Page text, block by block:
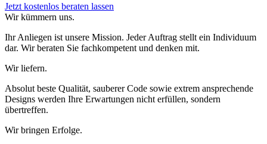
Jetzt kostenlos beraten lassen
Wir kümmern uns.
Ihr Anliegen ist unsere Mission. Jeder Auftrag stellt ein Individuum
dar. Wir beraten Sie fachkompetent und denken mit.
Wir liefern.
Absolut beste Qualität, sauberer Code sowie extrem ansprechende
Designs werden Ihre Erwartungen nicht erfüllen, sondern
übertreffen.
Wir bringen Erfolge.